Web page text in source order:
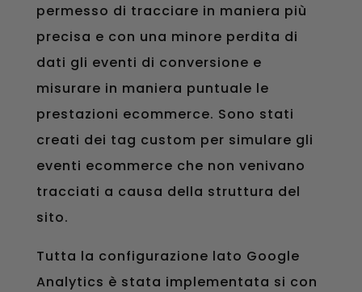
permesso di tracciare in maniera più
precisa e con una minore perdita di
dati gli eventi di conversione e
misurare in maniera puntuale le
prestazioni ecommerce. Sono stati
creati dei tag custom per simulare gli
eventi ecommerce che non venivano
tracciati a causa della struttura del
sito.
Tutta la configurazione lato Google
Analytics è stata implementata si con